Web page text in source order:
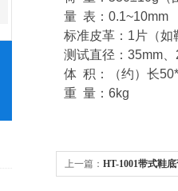
量 表： 0.1~10mm
标准皮革： 1 片（如
测试直径： 35mm
体 积：（约）长50*
重 量： 6kg
上一篇： HT-1001带式鞋